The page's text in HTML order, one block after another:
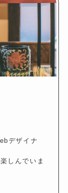
デザイナ
しんでいま